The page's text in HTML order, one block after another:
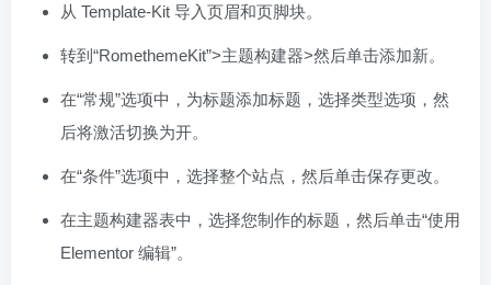
从 Template-Kit 导入页眉和页脚块。
转到“RomethemeKit”>主题构建器>然后单击添加新。
在“常规”选项中，为标题添加标题，选择类型选项，然
后将激活切换为开。
在“条件”选项中，选择整个站点，然后单击保存更改。
在主题构建器表中，选择您制作的标题，然后单击“使用
Elementor 编辑”。